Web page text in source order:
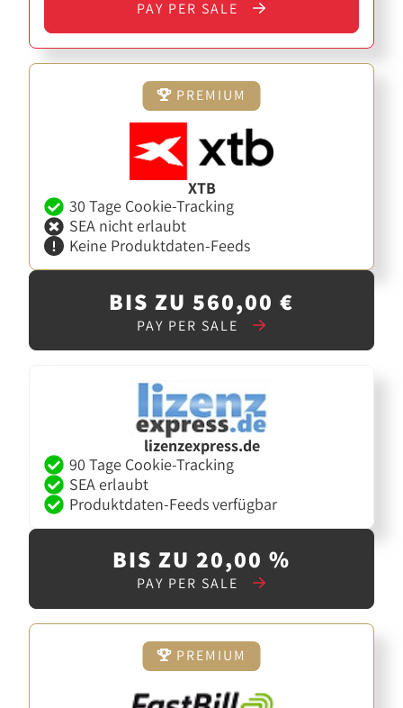
PAY PER SALE
PREMIUM
XTB
30 Tage Cookie-Tracking
SEA nicht erlaubt
Keine Produktdaten-Feeds
BIS ZU 560,00 €
PAY PER SALE
lizenzexpress.de
90 Tage Cookie-Tracking
SEA erlaubt
Produktdaten-Feeds verfügbar
BIS ZU 20,00 %
PAY PER SALE
PREMIUM